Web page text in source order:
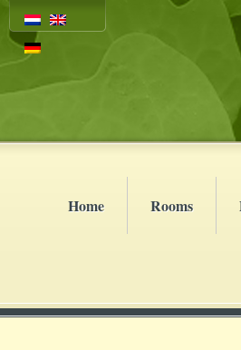
Home Rooms